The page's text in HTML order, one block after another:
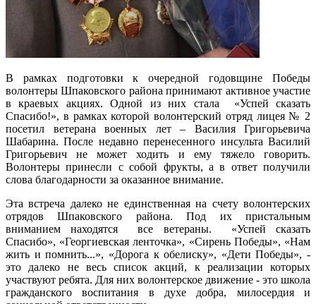
В рамках подготовки к очередной годовщине Победы
волонтеры Шпаковского района принимают активное участие
в краевых акциях. Одной из них стала «Успей сказать
Спасибо!», в рамках которой волонтерский отряд лицея № 2
посетил ветерана военных лет – Василия Григорьевича
Шабарина. После недавно перенесенного инсульта Василий
Григорьевич не может ходить и ему тяжело говорить.
Волонтеры принесли с собой фрукты, а в ответ получили
слова благодарности за оказанное внимание.
Эта встреча далеко не единственная на счету волонтерских
отрядов Шпаковского района. Под их пристальным
вниманием находятся все ветераны. «Успей сказать
Спасибо», «Георгиевская ленточка», «Сирень Победы», «Нам
жить и помнить...», «Дорога к обелиску», «Дети Победы», -
это далеко не весь список акций, к реализации которых
участвуют ребята. Для них волонтерское движение - это школа
гражданского воспитания в духе добра, милосердия и